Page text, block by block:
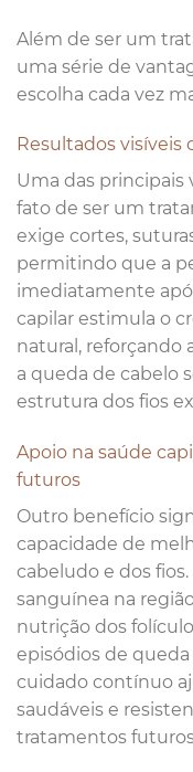
Além de ser um
uma série de
escolha cada vez
Resultados
Uma das principais
fato de ser um
exige cortes,
permitindo que a
imediatamente
capilar estimula o
natural, reforçando
a queda de cabelo
estrutura dos fios
Apoio na saúde
futuros
Outro benefício
capacidade de
cabeludo e dos
sanguínea na
nutrição dos
episódios de queda
cuidado contínuo
saudáveis e
tratamentos